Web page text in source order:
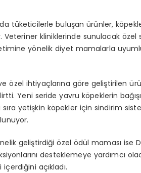
tüketicilerle buluşan ürünler,
Veteriner kliniklerinde sunulacak
yönelik diyet mamalarla
özel ihtiyaçlarına göre geliştirilen
Yeni seride yavru köpeklerin
yetişkin köpekler için sindirim
geliştirdiği özel ödül maması ise
desteklemeye yardımcı
açıkladı.